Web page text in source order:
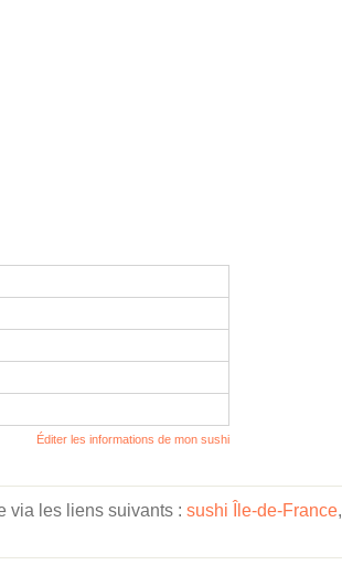
Éditer les informations de mon sushi
via les liens suivants : sushi Île-de-France,